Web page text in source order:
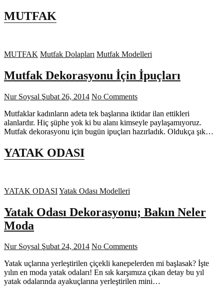
MUTFAK
MUTFAK Mutfak Dolapları Mutfak Modelleri
Mutfak Dekorasyonu İçin İpuçları
Nur Soysal Şubat 26, 2014 No Comments
Mutfaklar kadınların adeta tek başlarına iktidar ilan ettikleri
alanlardır. Hiç şüphe yok ki bu alanı kimseyle paylaşamıyoruz.
Mutfak dekorasyonu için bugün ipuçları hazırladık. Oldukça şık…
YATAK ODASI
YATAK ODASIYatak Odası Modelleri
Yatak Odası Dekorasyonu; Bakın Neler
Moda
Nur Soysal Şubat 24, 2014 No Comments
Yatak uçlarına yerleştirilen çiçekli kanepelerden mi başlasak? İşte
yılın en moda yatak odaları! En sık karşımıza çıkan detay bu yıl
yatak odalarında ayakuçlarına yerleştirilen mini…